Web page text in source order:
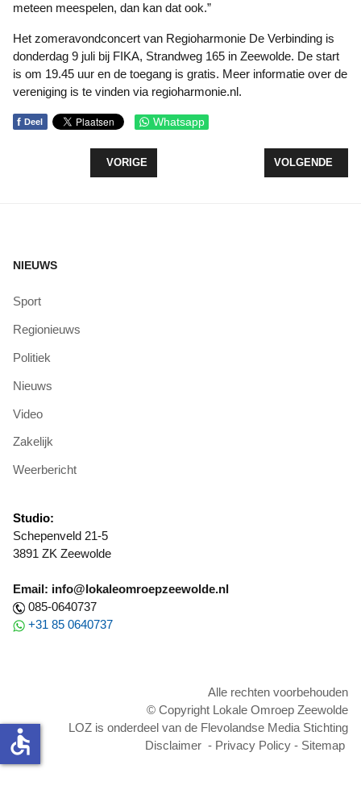
meteen meespelen, dan kan dat ook.”
Het zomeravondconcert van Regioharmonie De Verbinding is
donderdag 9 juli bij FIKA, Strandweg 165 in Zeewolde. De start
is om 19.45 uur en de toegang is gratis. Meer informatie over de
vereniging is te vinden via regioharmonie.nl.
f Deel Whatsapp
VORIG ARTIKEL: HAVENDAGEN ZEEWOLDE
VORIGE VOLGENDE
VOLGENDE
NIEUWS
Sport
Regionieuws
Politiek
Nieuws
Video
Zakelijk
Weerbericht
Studio:
Schepenveld 21-5
3891 ZK Zeewolde
Email: info@lokaleomroepzeewolde.nl
085-0640737
+31 85 0640737
Alle rechten voorbehouden
© Copyright Lokale Omroep Zeewolde
LOZ is onderdeel van de Flevolandse Media Stichting
Disclaimer - Privacy Policy - Sitemap
accessible